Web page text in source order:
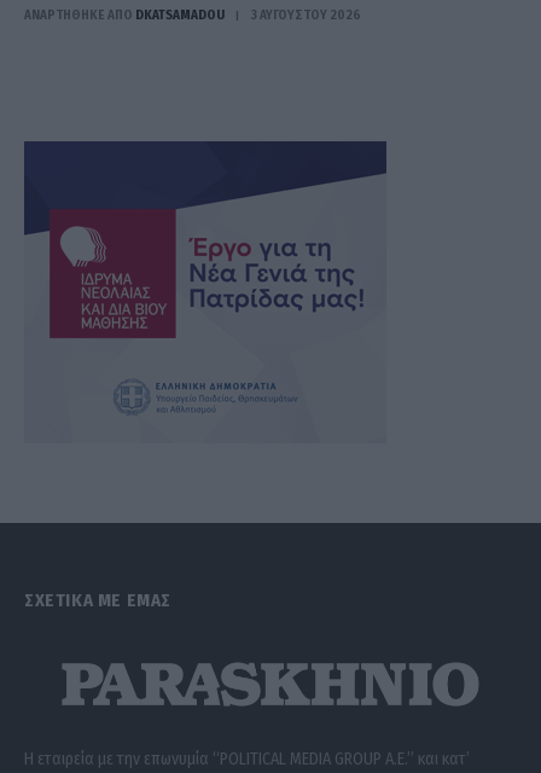
ΑΝΑΡΤΗΘΗΚΕ ΑΠΟ DKATSAMADOU 3 ΑΥΓΟΎΣΤΟΥ 2026
ΣΧΕΤΙΚΑ ΜΕ ΕΜΑΣ
Η εταιρεία με την επωνυμία “POLITICAL MEDIA GROUP A.E.” και κατ’